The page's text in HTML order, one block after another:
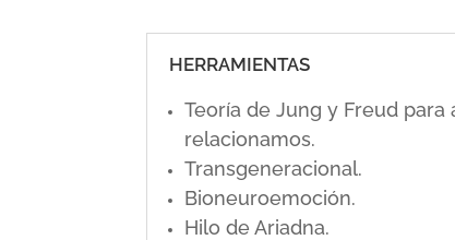
HERRAMIENTAS
Teoría de Jung y Freud
relacionamos.
Transgeneracional.
Bioneuroemoción.
Hilo de Ariadna.